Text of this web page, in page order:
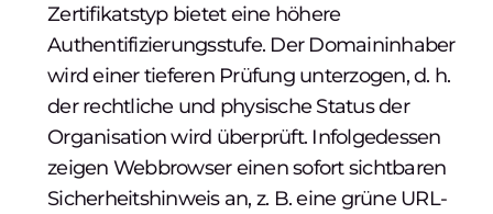
Zertifikatstyp bietet eine höhere
Authentifizierungsstufe. Der Domaininhaber
wird einer tieferen Prüfung unterzogen, d. h.
der rechtliche und physische Status der
Organisation wird überprüft. Infolgedessen
zeigen Webbrowser einen sofort sichtbaren
Sicherheitshinweis an, z. B. eine grüne URL-